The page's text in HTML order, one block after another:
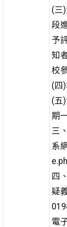
(三
段
予
知
校
(四
(五
期
三
系
四
疑
電